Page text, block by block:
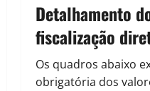
Detalhamento
fiscalização
Os quadros abaixo
obrigatória dos